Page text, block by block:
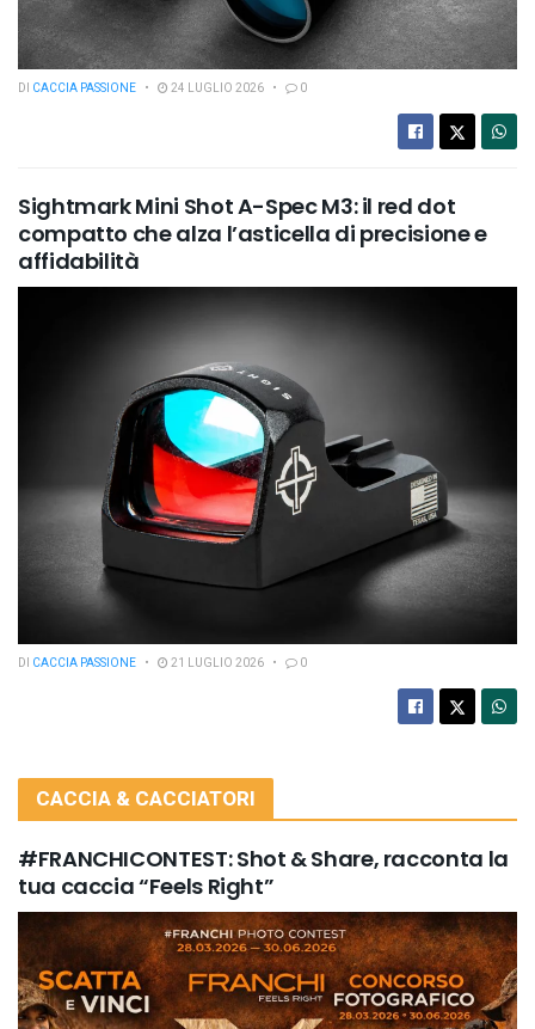
DI CACCIA PASSIONE 24 LUGLIO 2026 0
Sightmark Mini Shot A-Spec M3: il red dot
compatto che alza l’asticella di precisione e
affidabilità
DI CACCIA PASSIONE 21 LUGLIO 2026 0
CACCIA & CACCIATORI
#FRANCHICONTEST: Shot & Share, racconta la
tua caccia “Feels Right”